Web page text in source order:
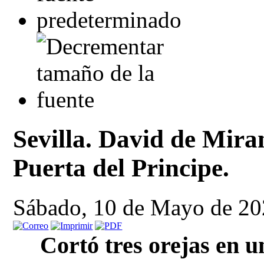
Sevilla. David de
Puerta del Principe.
Sábado, 10 de Mayo de
Cortó tres orejas en